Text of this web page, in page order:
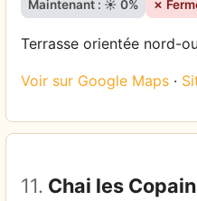
Maintenant : ☀️ 0% ✗
Terrasse orientée nord-
Voir sur Google Maps ·
11. Chai les